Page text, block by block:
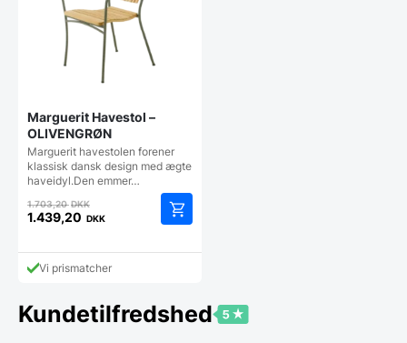
Marguerit Havestol –
OLIVENGRØN
Marguerit havestolen forener
klassisk dansk design med ægte
haveidyl.Den emmer…
1.703,20DKKDen
oprindelige
var:
1.703,20 DKK.
1.439,20 DKK
aktuelle
prisVi prismatcher
Kundetilfredshed